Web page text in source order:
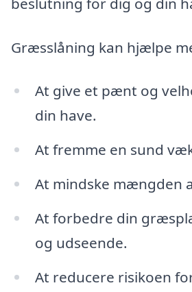
Græsslåning kan hjælpe
At give et pænt og
din have.
At fremme en sund
At mindske mængden
At forbedre din
og udseende.
At reducere risikoen